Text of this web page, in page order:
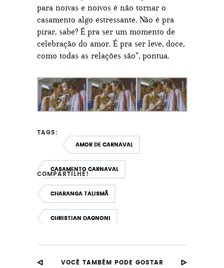
para noivas e noivos é não tornar o
casamento algo estressante. Não é pra
pirar, sabe? É pra ser um momento de
celebração do amor. É pra ser leve, doce,
como todas as relações são”, pontua.
TAGS:
AMOR DE CARNAVAL
CASAMENTO CARNAVAL
CHARANGA TALISMÃ
CHRISTIAN DAGNONI
COMPARTILHE!
VOCÊ TAMBÉM PODE GOSTAR